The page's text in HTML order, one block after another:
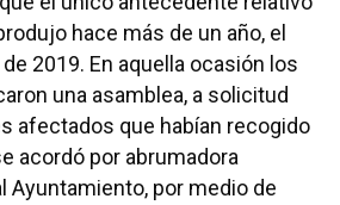
hace más de un año, el
2019. En aquella ocasión los
una asamblea, a solicitud
afectados que habían recogido
acordó por abrumadora
Ayuntamiento, por medio de